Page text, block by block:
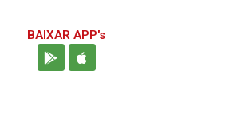
BAIXAR APP's